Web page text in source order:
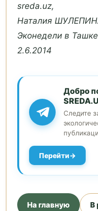
sreda.uz,
Наталия
Эконедели в
2.6.2014
Добро
Следите
Перейти
На главную В